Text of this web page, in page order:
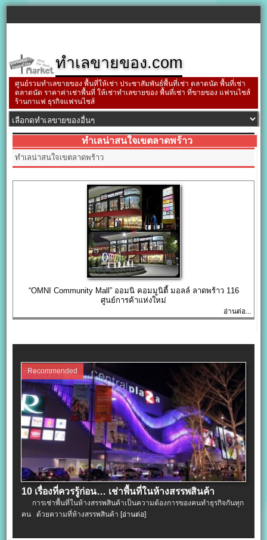
ทำเลขายของ.com
ศูนย์รวมทำเลขายของ พื้นที่ให้เช่า ประชาสัมพันธ์พื้นที่เช่า ตลาดนัด พื้นที่เช่า
ตลาดนัด ราคาค่าเช่าพื้นที่ ให้เช่าทำเลขายของ พื้นที่เช่า ที่ขายของ แฟรนไชส์
ร้านกาแฟ ธุรกิจแฟรนไชส์
ทำเลน่าสนใจเขตลาดพร้าว
ทำเลน่าสนใจเขตลาดพร้าว
“OMNI Community Mall” ออมนิ คอมมูนิตี้ มอลล์ ลาดพร้าว 116
ศูนย์การค้าแห่งใหม่
อ่านต่อ...
Recommended
10 เรื่องที่ควรรู้ก่อน… เช่าพื้นที่ในห้างสรรพสินค้า
การเช่าพื้นที่ในห้างสรรพสินค้าเป็นความต้องการของคนทำธุรกิจกันทุก
คน ด้วยความที่ห้างสรรพสินค้า[อ่านต่อ]